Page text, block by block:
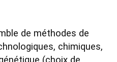
de méthodes de
chimiques,